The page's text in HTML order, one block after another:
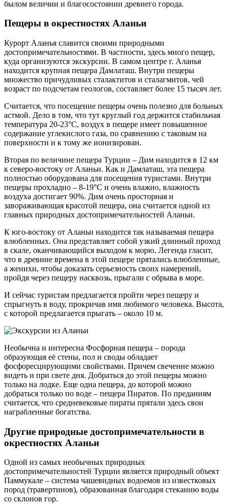
былом величии и благосостоянии древнего города.
Пещеры в окрестностях Аланьи
Курорт Аланья славится своими природными
достопримечательностями. В частности, здесь много пещер,
куда организуются экскурсии. В самом центре г. Аланья
находится крупная пещера Дамлаташ. Внутри пещеры
множество причудливых сталактитов и сталагмитов, чей
возраст по подсчетам геологов, составляет более 15 тысяч лет.
Считается, что посещение пещеры очень полезно для больных
астмой. Дело в том, что тут круглый год держится стабильная
температура 20-23°С, воздух в пещере имеет повышенное
содержание углекислого газа, по сравнению с таковым на
поверхности и к тому же ионизирован.
Вторая по величине пещера Турции – Дим находится в 12 км
к северо-востоку от Аланьи. Как и Дамлаташ, эта пещера
полностью оборудована для посещения туристами. Внутри
пещеры прохладно – 8-19°С и очень влажно, влажность
воздуха достигает 90%. Дим очень просторная и
завораживающая красотой пещера, она считается одной из
главных природных достопримечательностей Аланьи.
К юго-востоку от Аланьи находится так называемая пещера
влюбленных. Она представляет собой узкий длинный проход
в скале, оканчивающийся выходом к морю. Легенда гласит,
что в древние времена в этой пещере прятались влюбленные,
а женихи, чтобы доказать серьезность своих намерений,
пройдя через пещеру насквозь, прыгали с обрыва в море.
И сейчас туристам предлагается пройти через пещеру и
спрыгнуть в воду, прокричав имя любимого человека. Высота,
с которой предлагается прыгать – около 10 м.
Необычна и интересна Фосфорная пещера – порода
образующая её стены, пол и своды обладает
фосфоресцирующими свойствами. Причем свечение можно
видеть и при свете дня. Добраться до этой пещеры можно
только на лодке. Еще одна пещера, до которой можно
добраться только по воде – пещера Пиратов. По преданиям
считается, что средневековые пираты прятали здесь свои
награбленные богатства.
Другие природные достопримечательности в
окрестностях Аланьи
Одной из самых необычных природных
достопримечательностей Турции является природный объект
Паммукале – система чашевидных водоемов из известковых
пород (травертинов), образованная благодаря стеканию воды
со склонов гор.